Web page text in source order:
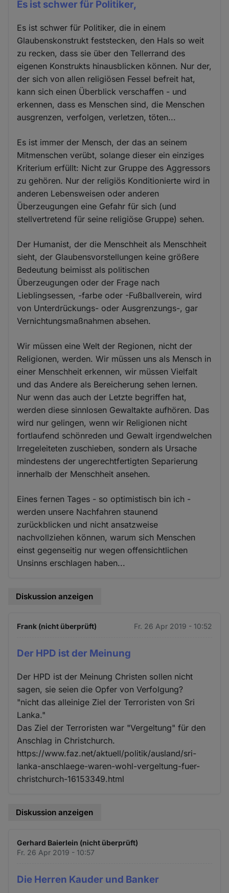
Es ist schwer für Politiker,
Es ist schwer für Politiker, die in einem
Glaubenskonstrukt feststecken, den Hals so weit
zu recken, dass sie über den Tellerrand des
eigenen Konstrukts hinausblicken können. Nur der,
der sich von allen religiösen Fessel befreit hat,
kann sich einen Überblick verschaffen - und
erkennen, dass es Menschen sind, die Menschen
ausgrenzen, verfolgen, verletzen, töten...
Es ist immer der Mensch, der das an seinem
Mitmenschen verübt, solange dieser ein einziges
Kriterium erfüllt: Nicht zur Gruppe des Aggressors
zu gehören. Nur der religiös Konditionierte wird in
anderen Lebensweisen oder anderen
Überzeugungen eine Gefahr für sich (und
stellvertretend für seine religiöse Gruppe) sehen.
Der Humanist, der die Menschheit als Menschheit
sieht, der Glaubensvorstellungen keine größere
Bedeutung beimisst als politischen
Überzeugungen oder der Frage nach
Lieblingsessen, -farbe oder -Fußballverein, wird
von Unterdrückungs- oder Ausgrenzungs-, gar
Vernichtungsmaßnahmen absehen.
Wir müssen eine Welt der Regionen, nicht der
Religionen, werden. Wir müssen uns als Mensch in
einer Menschheit erkennen, wir müssen Vielfalt
und das Andere als Bereicherung sehen lernen.
Nur wenn das auch der Letzte begriffen hat,
werden diese sinnlosen Gewaltakte aufhören. Das
wird nur gelingen, wenn wir Religionen nicht
fortlaufend schönreden und Gewalt irgendwelchen
Irregeleiteten zuschieben, sondern als Ursache
mindestens der ungerechtfertigten Separierung
innerhalb der Menschheit ansehen.
Eines fernen Tages - so optimistisch bin ich -
werden unsere Nachfahren staunend
zurückblicken und nicht ansatzweise
nachvollziehen können, warum sich Menschen
einst gegenseitig nur wegen offensichtlichen
Unsinns erschlagen haben...
Diskussion anzeigen
Frank (nicht überprüft) Fr. 26 Apr 2019 - 10:52
Der HPD ist der Meinung
Der HPD ist der Meinung Christen sollen nicht
sagen, sie seien die Opfer von Verfolgung?
"nicht das alleinige Ziel der Terroristen von Sri
Lanka."
Das Ziel der Terroristen war "Vergeltung" für den
Anschlag in Christchurch.
https://www.faz.net/aktuell/politik/ausland/sri-
lanka-anschlaege-waren-wohl-vergeltung-fuer-
christchurch-16153349.html
Diskussion anzeigen
Gerhard Baierlein (nicht überprüft)
Fr. 26 Apr 2019 - 10:57
Die Herren Kauder und Banker